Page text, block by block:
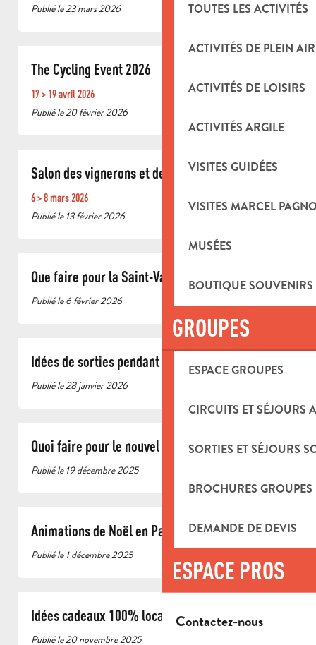
TOUTES LES ACTIVITÉS
ACTIVITÉS DE PLEIN AIR
ACTIVITÉS DE LOISIRS
ACTIVITÉS ARGILE
VISITES GUIDÉES
VISITES MARCEL
MUSÉES
BOUTIQUE
GROUPES
ESPACE GROUPES
CIRCUITS ET SÉJOURS
SORTIES ET SÉJOURS
BROCHURES GROUPES
DEMANDE DE DEVIS
ESPACE PROS
Contactez-nous
Publié le 23 mars 2026
The Cycling Event 2026
17 > 19 avril 2026
Publié le 20 février 2026
Salon des vignerons et de la gastronomie
6 > 8 mars 2026
Publié le 13 février 2026
Que faire pour la Saint-Valentin à Aubagne ?
Publié le 6 février 2026
Idées de sorties pendant les vacances d’hiver
Publié le 28 janvier 2026
Quoi faire pour le nouvel an à Aubagne ?
Publié le 19 décembre 2025
Animations de Noël en Pays d’Aubagne
Publié le 1 décembre 2025
Idées cadeaux 100% locales
Publié le 20 novembre 2025